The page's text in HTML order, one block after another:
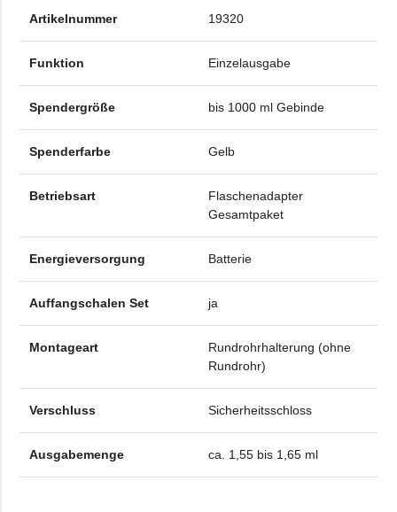
Artikelnummer 19320
Funktion Einzelausgabe
Spendergröße bis 1000 ml Gebinde
Spenderfarbe Gelb
Betriebsart
Flaschenadapter
Gesamtpaket
Energieversorgung Batterie
Auffangschalen Set ja
Montageart
Rundrohrhalterung (ohne
Rundrohr)
Verschluss Sicherheitsschloss
Ausgabemenge ca. 1,55 bis 1,65 ml